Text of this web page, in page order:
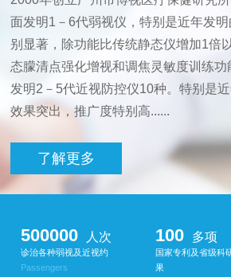
面发明1－6代弱视仪，特别是近年发
别显著，除功能比传统静态仪增加1倍
态朦清点强化增视和调焦灵敏度训练
发明2－5代近视防控仪10种。特别是
效果突出，推广度特别高......
了解更多
500000 人次
诊治各种弱视及近视约
Passengers
100 多项
国家专利及省级科
果